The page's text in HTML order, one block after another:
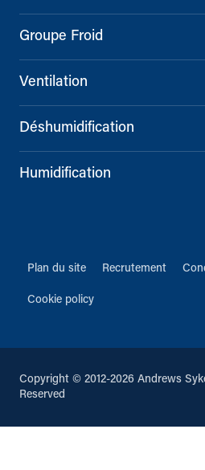
Groupe Froid
Ventilation
Déshumidification
Humidification
Plan du site Recrutement
Cookie policy
Copyright © 2012-2026 Andrews
Reserved